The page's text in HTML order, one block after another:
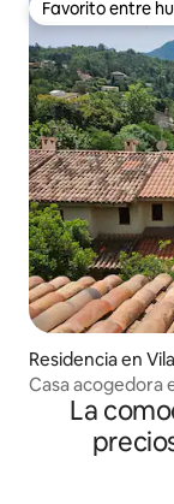
Favorito entre
Favorito entre
Residencia en
Casa acogedora
La